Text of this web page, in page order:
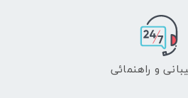
و راهنمائی